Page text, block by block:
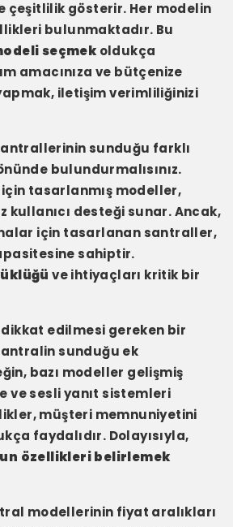
çeşitlilik gösterir. Her modelin
bulunmaktadır. Bu
seçmekoldukça
amacınıza ve bütçenize
iletişim verimliliğinizi
sunduğu farklı
bulundurmalısınız.
tasarlanmış modeller,
kullanıcı desteği sunar. Ancak,
için tasarlanan santraller,
sahiptir.
ve ihtiyaçları kritik bir
edilmesi gereken bir
sunduğu ek
bazı modeller gelişmiş
ve sesli yanıt sistemleri
müşteri memnuniyetini
faydalıdır. Dolayısıyla,
özellikleri belirlemek
modellerinin fiyat aralıkları